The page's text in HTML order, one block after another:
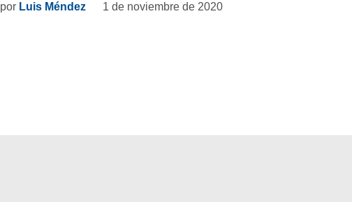
por Luis Méndez 1 de noviembre de 2020